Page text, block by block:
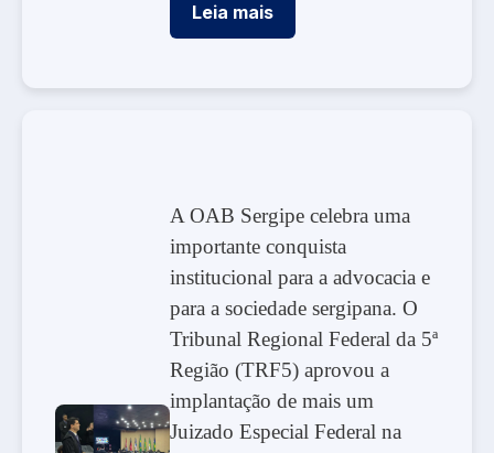
Leia mais
A OAB Sergipe celebra uma
importante conquista
institucional para a advocacia e
para a sociedade sergipana. O
Tribunal Regional Federal da 5ª
Região (TRF5) aprovou a
implantação de mais um
Juizado Especial Federal na